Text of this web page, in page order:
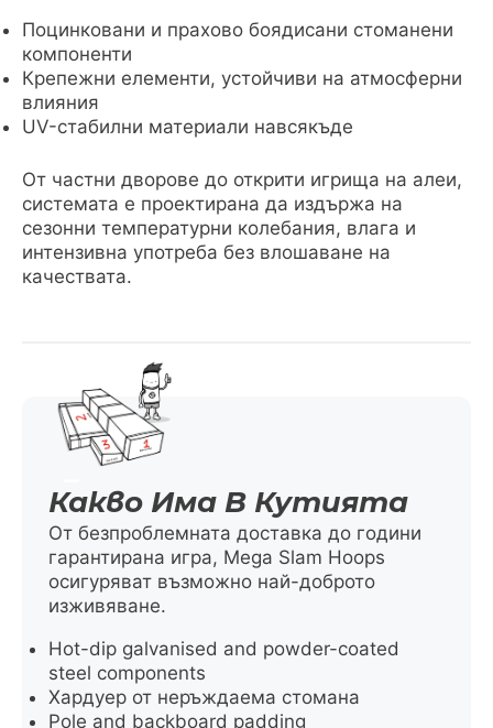
Поцинковани и прахово боядисани стоманени
компоненти
Крепежни елементи, устойчиви на атмосферни
влияния
UV-стабилни материали навсякъде
От частни дворове до открити игрища на алеи,
системата е проектирана да издържа на
сезонни температурни колебания, влага и
интензивна употреба без влошаване на
качествата.
Какво Има В Кутията
От безпроблемната доставка до години
гарантирана игра, Mega Slam Hoops
осигуряват възможно най-доброто
изживяване.
Hot-dip galvanised and powder-coated
steel components
Хардуер от неръждаема стомана
Pole and backboard padding